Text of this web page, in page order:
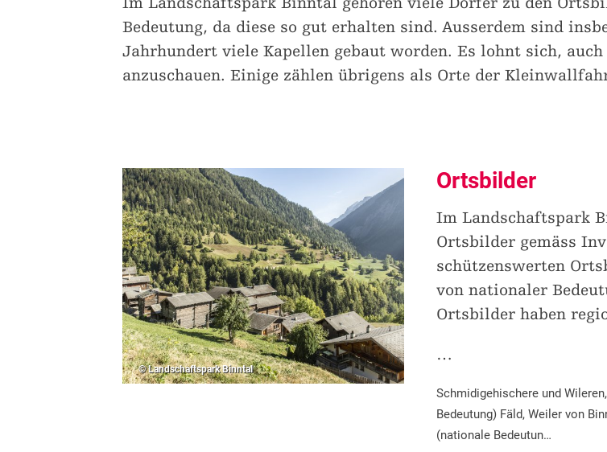
Bedeutung, da diese so gut erhalten sind. Ausserdem sind
Jahrhundert viele Kapellen gebaut worden. Es lohnt sich, auch
anzuschauen. Einige zählen übrigens als Orte der
© Landschaftspark Binntal
Ortsbilder
Im Landschaftspark
Ortsbilder gemäss
schützenswerten
von nationaler
Ortsbilder haben
…
Schmidigehischere und
Bedeutung) Fäld, Weiler von
(nationale Bedeutun…